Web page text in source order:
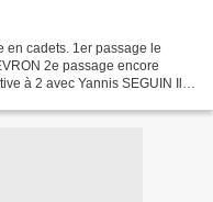
1er passage le